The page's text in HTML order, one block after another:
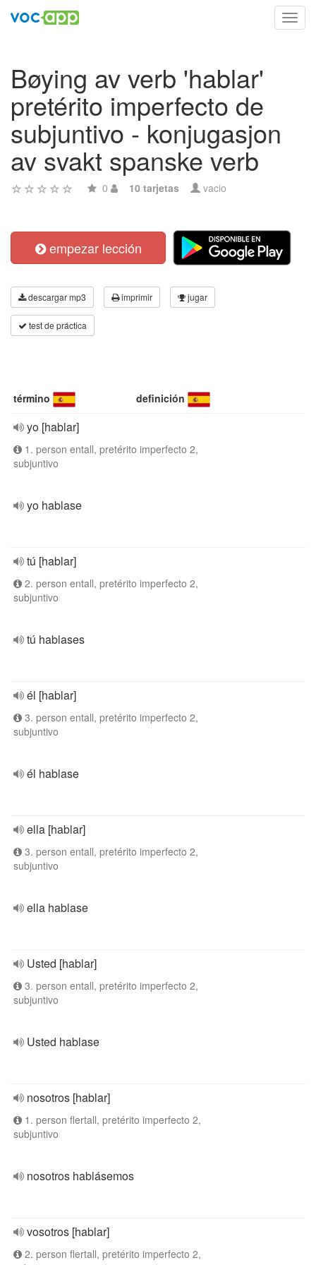
Bøying av verb 'hablar'
pretérito imperfecto de
subjuntivo - konjugasjon
av svakt spanske verb
0 10 tarjetas vacio
empezar lección
descargar mp3 imprimir jugar
test de práctica
término definición
yo [hablar]
1. person entall, pretérito imperfecto 2,
subjuntivo
yo hablase
tú [hablar]
2. person entall, pretérito imperfecto 2,
subjuntivo
tú hablases
él [hablar]
3. person entall, pretérito imperfecto 2,
subjuntivo
él hablase
ella [hablar]
3. person entall, pretérito imperfecto 2,
subjuntivo
ella hablase
Usted [hablar]
3. person entall, pretérito imperfecto 2,
subjuntivo
Usted hablase
nosotros [hablar]
1. person flertall, pretérito imperfecto 2,
subjuntivo
nosotros hablásemos
vosotros [hablar]
2. person flertall, pretérito imperfecto 2,